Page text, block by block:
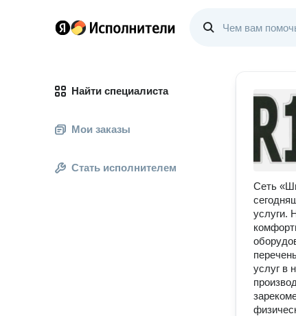
Найти специалиста
Мои заказы
Стать исполнителем
Сеть
услуги.
услуг в